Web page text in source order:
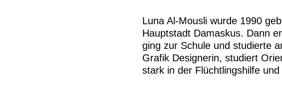
Luna Al-Mousli wurde 1990
Hauptstadt Damaskus. Dann
ging zur Schule und studierte
Grafik Designerin, studiert
stark in der Flüchtlingshilfe